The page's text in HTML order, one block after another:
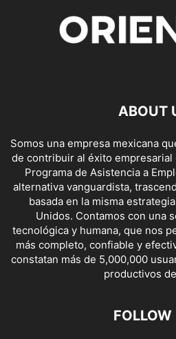
ABOUT
Somos una empresa mexicana
de contribuir al éxito
Programa de Asistencia a
alternativa vanguardista,
basada en la misma
Unidos. Contamos con una
tecnológica y humana, que nos
más completo, confiable y
constatan más de 5,000,000
productivos
FOLLOW